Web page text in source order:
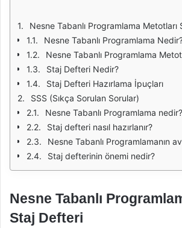
Nesne Tabanlı Programlama Metotları
Nesne Tabanlı Programlama
Nesne Tabanlı Programlama
Staj Defteri Nedir?
Staj Defteri Hazırlama İpuçları
SSS (Sıkça Sorulan Sorular)
Nesne Tabanlı Programlama nedir?
Staj defteri nasıl hazırlanır?
Nesne Tabanlı Programlamanın
Staj defterinin önemi nedir?
Nesne Tabanlı
Staj Defteri